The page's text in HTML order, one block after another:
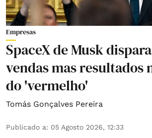
Empresas
SpaceX de Musk
vendas mas resultados
do 'vermelho'
Tomás Gonçalves Pereira
Publicado a: 05 Agosto 2026, 12:33